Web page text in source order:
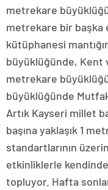
metrekare
metrekare bir başka
kütüphanesi
büyüklüğünde, Kent
metrekare
büyüklüğünde
Artık Kayseri millet
başına yaklaşık 1
standartlarının
etkinliklerle
topluyor. Hafta